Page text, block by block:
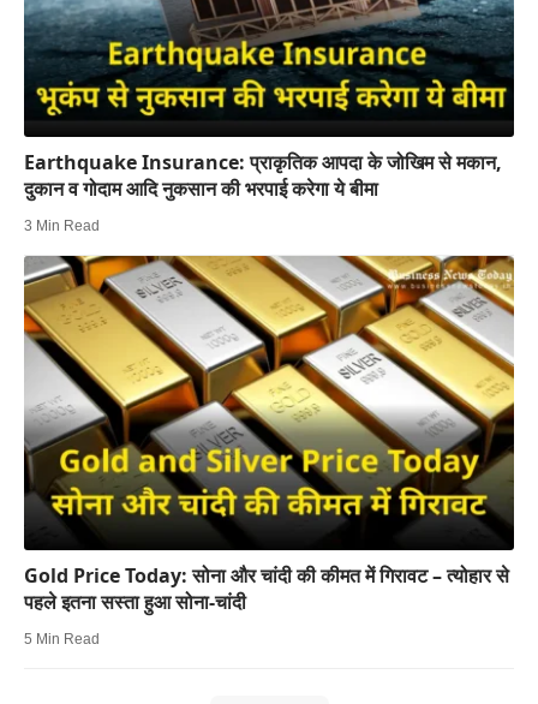
Earthquake Insurance: प्राकृतिक आपदा के जोखिम से मकान,
दुकान व गोदाम आदि नुकसान की भरपाई करेगा ये बीमा
3 Min Read
Gold Price Today: सोना और चांदी की कीमत में गिरावट – त्योहार से
पहले इतना सस्ता हुआ सोना-चांदी
5 Min Read